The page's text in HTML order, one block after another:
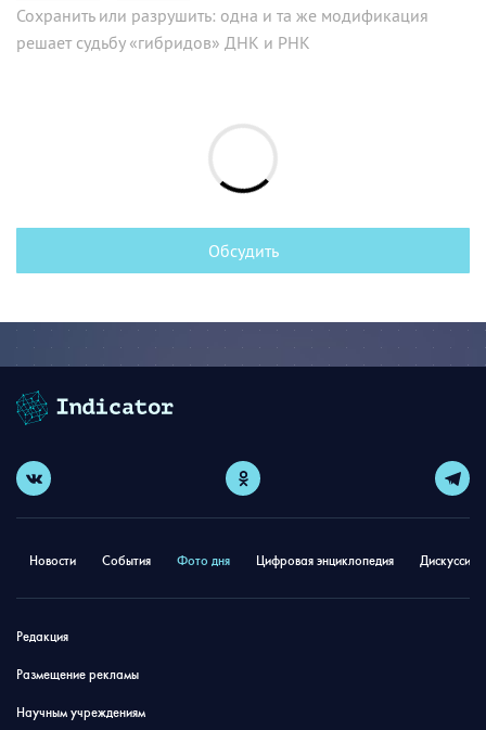
Сохранить или разрушить: одна и та же модификация
решает судьбу «гибридов» ДНК и РНК
Обсудить
Новости События Фото дня Цифровая энциклопедия
Редакция
Размещение рекламы
Научным учреждениям